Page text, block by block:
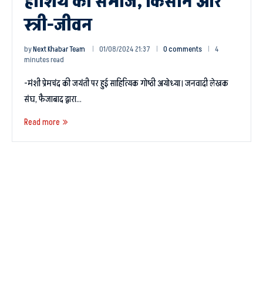
स्त्री-जीवन
byNext Khabar Team 01/08/2024 21:37 0 comments
4
minutes read
-मंशी प्रेमचंद की जयंती पर हुई साहित्यिक गोष्ठी अयोध्या। जनवादी लेखक
संघ, फैजाबाद द्वारा…
Read more